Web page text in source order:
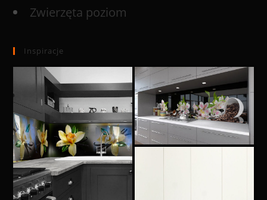
Zwierzęta poziom
Inspiracje